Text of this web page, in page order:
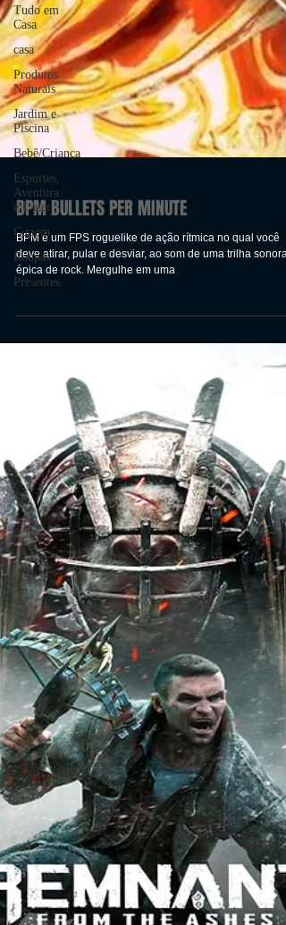
Tudo em
Casa
casa
Produtos
Naturais
Jardim e
Piscina
Bebê/Criança
Esportes,
Aventura
e Lazer
Cupom
Roupas
Presentes